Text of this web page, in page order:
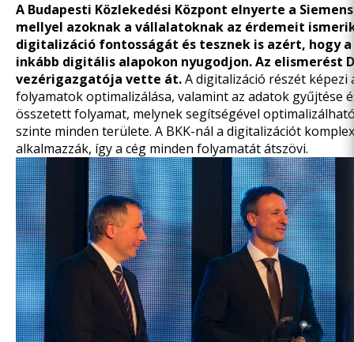
A Budapesti Közlekedési Központ elnyerte a
mellyel azoknak a vállalatoknak az érdemeit
digitalizáció fontosságát és tesznek is azért, hogy
inkább digitális alapokon nyugodjon. Az elismerést
vezérigazgatója vette át.A digitalizáció részét képezi
folyamatok optimalizálása, valamint az adatok gyűjtése
összetett folyamat, melynek segítségével
szinte minden területe. A BKK-nál a digitalizációt
alkalmazzák, így a cég minden folyamatát átszövi.